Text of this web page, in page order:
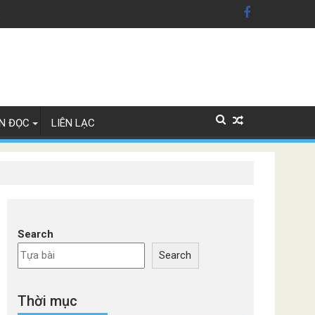
Lan
ĐỌC LIÊN LẠC
Search
Search
Thời mục